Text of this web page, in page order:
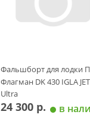
Фальшборт для лодки
Флагман DK 430 IGLA JET
Ultra
24 300 р. в